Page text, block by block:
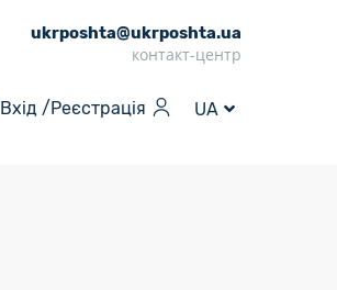
ukrposhta@ukrposhta.ua
контакт-центр
Вхід /Реєстрація UA